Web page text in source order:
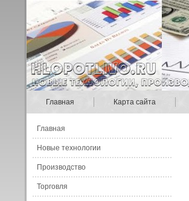
Главная Карта сайта
Главная
Новые технологии
Производство
Торговля